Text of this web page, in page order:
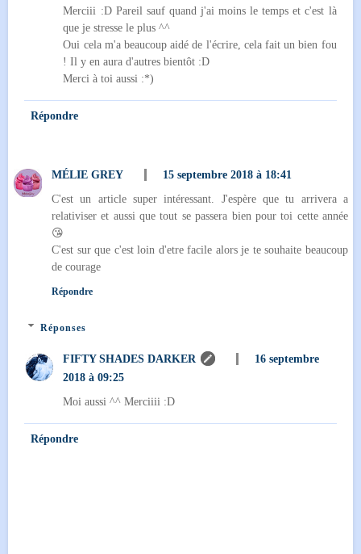
Merciii :D Pareil sauf quand j'ai moins le temps et c'est là
que je stresse le plus ^^
Oui cela m'a beaucoup aidé de l'écrire, cela fait un bien fou
! Il y en aura d'autres bientôt :D
Merci à toi aussi :*)
Répondre
MÉLIE GREY
15 septembre 2018 à 18:41
C'est un article super intéressant. J'espère que tu arrivera a
relativiser et aussi que tout se passera bien pour toi cette année
😘
C'est sur que c'est loin d'etre facile alors je te souhaite beaucoup
de courage
Répondre
Réponses
FIFTY SHADES DARKER
16 septembre
2018 à 09:25
Moi aussi ^^ Merciiii :D
Répondre